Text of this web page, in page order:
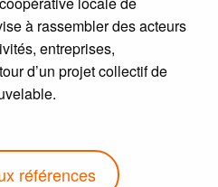
à rassembler des acteurs
entreprises,
d’un projet collectif de
références